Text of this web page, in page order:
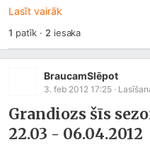
Lasīt vairāk
1 patīk · 2 iesaka
BraucamSlēpot
3. feb 2012 17:25 ·
Grandiozs šīs
22.03 - 06.04.2012